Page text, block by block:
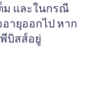
ม และในกรณี
ายุออกไป หาก
บิสส์อยู่